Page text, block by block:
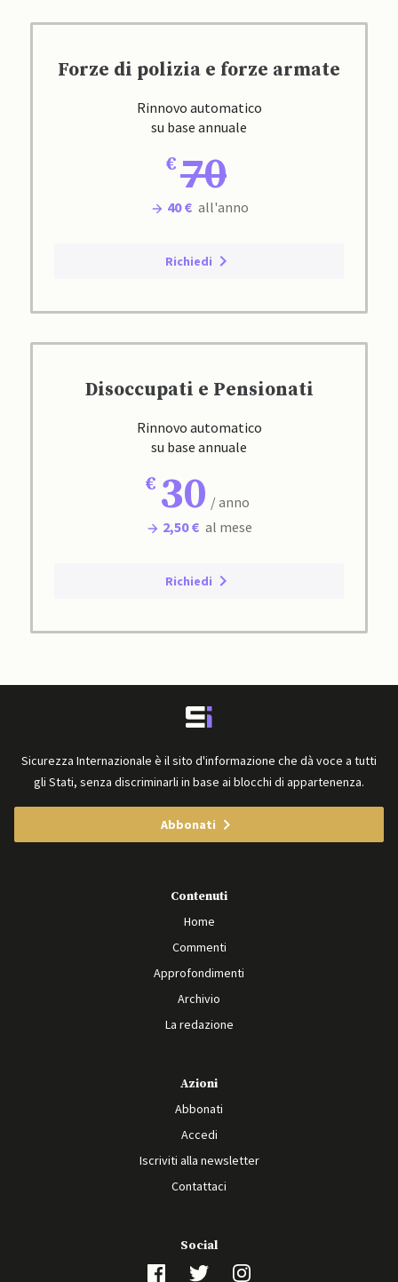
Forze di polizia e forze armate
Rinnovo automatico
su base annuale
70
40 € all'anno
Richiedi
Disoccupati e Pensionati
Rinnovo automatico
su base annuale
30 / anno
2,50 € al mese
Richiedi
Sicurezza Internazionale è il sito d'informazione che dà voce a tutti
gli Stati, senza discriminarli in base ai blocchi di appartenenza.
Abbonati
Contenuti
Home
Commenti
Approfondimenti
Archivio
La redazione
Azioni
Abbonati
Accedi
Iscriviti alla newsletter
Contattaci
Social